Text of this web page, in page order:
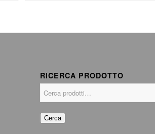
RICERCA PRODOTTO
Cerca